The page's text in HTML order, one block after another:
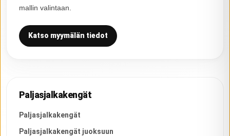
mallin valintaan.
Katso myymälän tiedot
Paljasjalkakengät
Paljasjalkakengät
Paljasjalkakengät juoksuun